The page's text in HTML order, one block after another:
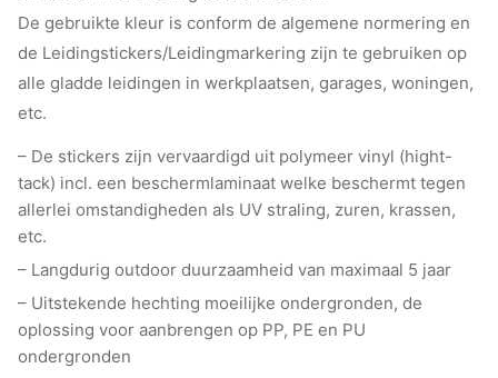
De gebruikte kleur is conform de algemene normering en
de Leidingstickers/Leidingmarkering zijn te gebruiken op
alle gladde leidingen in werkplaatsen, garages, woningen,
etc.
– De stickers zijn vervaardigd uit polymeer vinyl (hight-
tack) incl. een beschermlaminaat welke beschermt tegen
allerlei omstandigheden als UV straling, zuren, krassen,
etc.
– Langdurig outdoor duurzaamheid van maximaal 5 jaar
– Uitstekende hechting moeilijke ondergronden, de
oplossing voor aanbrengen op PP, PE en PU
ondergronden